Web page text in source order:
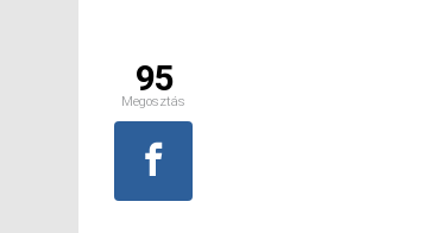
95
Megosztás